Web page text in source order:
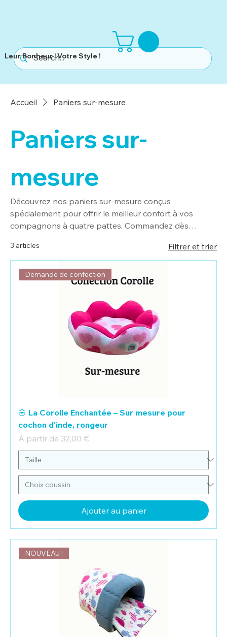
Leur Bonheur ! Votre Style !
Accueil Paniers sur-mesure
Paniers sur-
mesure
Découvrez nos paniers sur-mesure conçus
spécialement pour offrir le meilleur confort à vos
compagnons à quatre pattes. Commandez dès
3 articles Filtrer et trier
Demande de confection
🌸 La Corolle Enchantée – Sur mesure pour
cochon d'inde, rongeur
À partir de 32,00 €
Prix promotionnel
Ajouter au panier
NOUVEAU !